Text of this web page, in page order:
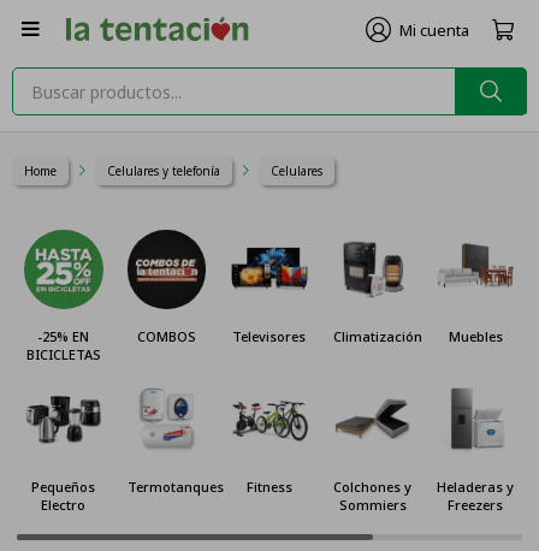

Home Celulares y telefonía Celulares
-25% EN
BICICLETAS
COMBOS Televisores Climatización Muebles
Pequeños
Electro
Termotanques Fitness
Colchones y
Sommiers
Heladeras y
Freezers